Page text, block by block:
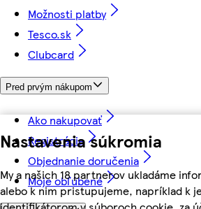
Nastavenia súkromia
My a našich 18 partnerov ukladáme
alebo k nim pristupujeme, napríklad k
Možnosti platby
Tesco.sk
Clubcard
Pred prvým nákupom
Ako nakupovať
Registrácia
Objednanie doručenia
Moje obľúbené